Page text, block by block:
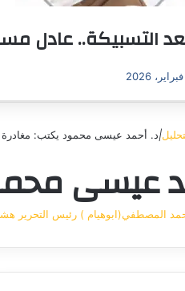
التسبيكة.. عادل
|د. أحمد عيسى محمود يكتب: مغادرة
عيسى